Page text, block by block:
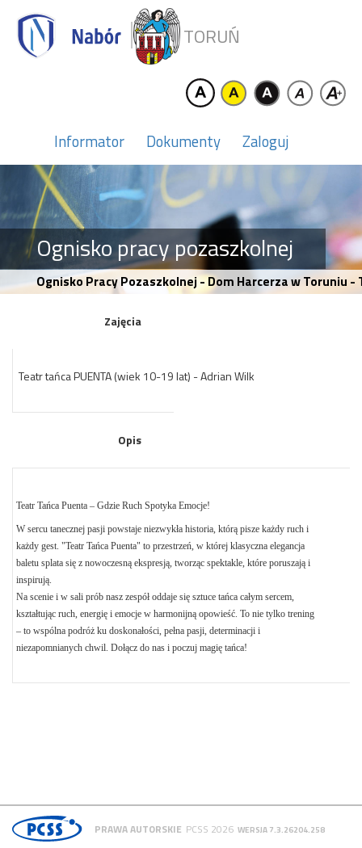
TORUŃ
Informator Dokumenty Zaloguj
Ognisko pracy pozaszkolnej
Ognisko Pracy Pozaszkolnej - Dom Harcerza w Toruniu
Zajęcia
Teatr tańca PUENTA (wiek 10-19 lat) - Adrian Wilk
Opis
Teatr Tańca Puenta – Gdzie Ruch Spotyka Emocje!
W sercu tanecznej pasji powstaje niezwykła historia, którą pisze każdy ruch i
każdy gest. "Teatr Tańca Puenta" to przestrzeń, w której klasyczna elegancja
baletu splata się z nowoczesną ekspresją, tworząc spektakle, które poruszają i
inspirują.
Na scenie i w sali prób nasz zespół oddaje się sztuce tańca całym sercem,
kształtując ruch, energię i emocje w harmonijną opowieść. To nie tylko trening
– to wspólna podróż ku doskonałości, pełna pasji, determinacji i
niezapomnianych chwil. Dołącz do nas i poczuj magię tańca!
PRAWA AUTORSKIE PCSS 2026 WERSJA 7.3.26204.258